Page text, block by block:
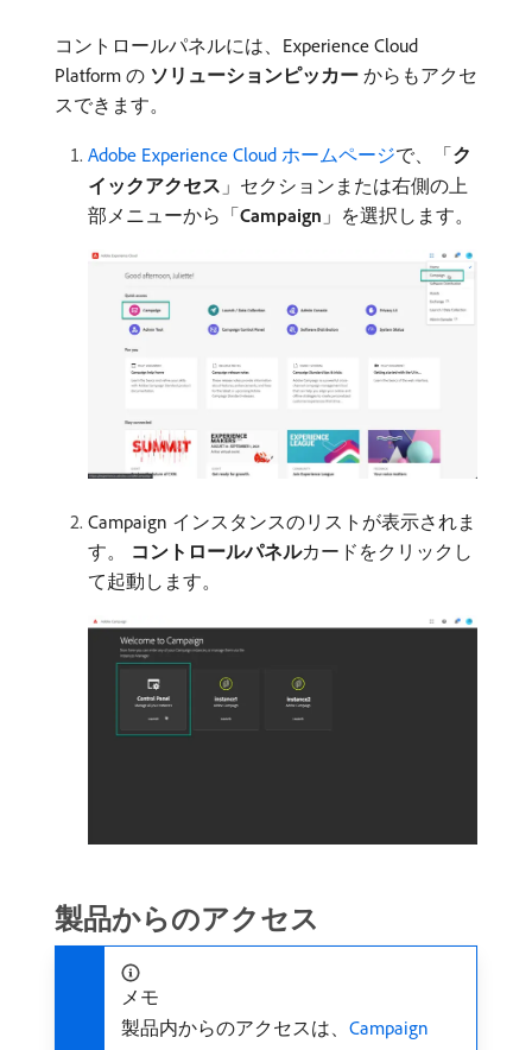
コントロールパネルには、Experience Cloud
Platform の​ ソリューションピッカー ​からもアクセ
スできます。
Adobe Experience Cloud ホームページで、「ク
イックアクセス 」セクションまたは右側の上
部メニューから「Campaign 」を選択します。
Campaign インスタンスのリストが表示されま
す。 コントロールパネル​カードをクリックし
て起動します。
製品からのアクセス
メモ
製品内からのアクセスは、 Campaign